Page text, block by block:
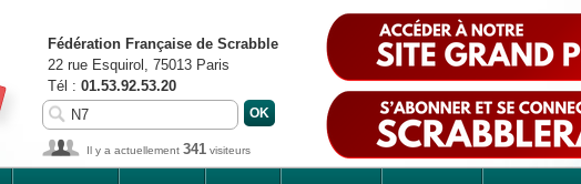
Fédération Française de Scrabble
22 rue Esquirol, 75013 Paris
Tél : 01.53.92.53.20
Il y a actuellement 341 visiteurs